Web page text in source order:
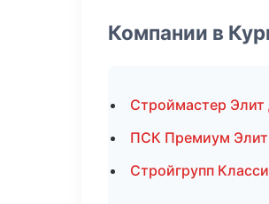
Компании в
Строймастер
ПСК Премиум
Стройгрупп